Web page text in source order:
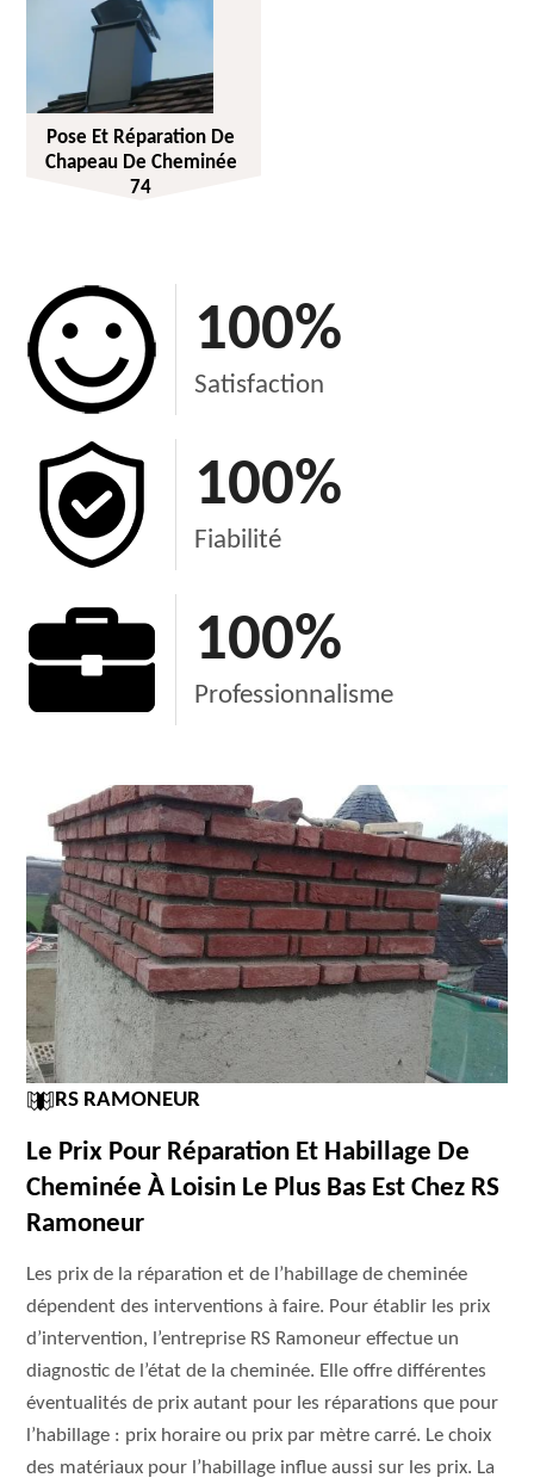
Pose Et Réparation De
Chapeau De Cheminée
74
100%
Satisfaction
100%
Fiabilité
100%
Professionnalisme
RS RAMONEUR
Le Prix Pour Réparation Et Habillage De
Cheminée À Loisin Le Plus Bas Est Chez RS
Ramoneur
Les prix de la réparation et de l’habillage de cheminée
dépendent des interventions à faire. Pour établir les prix
d’intervention, l’entreprise RS Ramoneur effectue un
diagnostic de l’état de la cheminée. Elle offre différentes
éventualités de prix autant pour les réparations que pour
l’habillage : prix horaire ou prix par mètre carré. Le choix
des matériaux pour l’habillage influe aussi sur les prix. La